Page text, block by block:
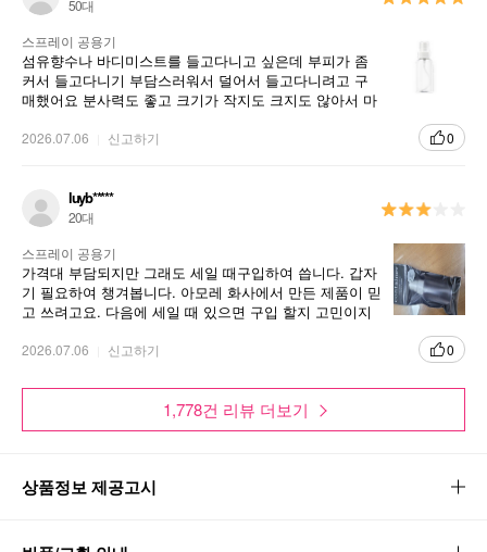
50대
스프레이 공용기
섬유향수나 바디미스트를 들고다니고 싶은데 부피가 좀
커서 들고다니기 부담스러워서 덜어서 들고다니려고 구
매했어요 분사력도 좋고 크기가 작지도 크지도 않아서 마
2026.07.06 신고하기 0
luyb*****
20대
스프레이 공용기
가격대 부담되지만 그래도 세일 때구입하여 씁니다. 갑자
기 필요하여 챙겨봅니다. 아모레 화사에서 만든 제품이 믿
고 쓰려고요. 다음에 세일 때 있으면 구입 할지 고민이지
2026.07.06 신고하기 0
1,778건 리뷰 더보기
상품정보 제공고시